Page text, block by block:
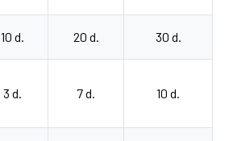
10 d. 20 d. 30 d.
3 d. 7 d. 10 d.